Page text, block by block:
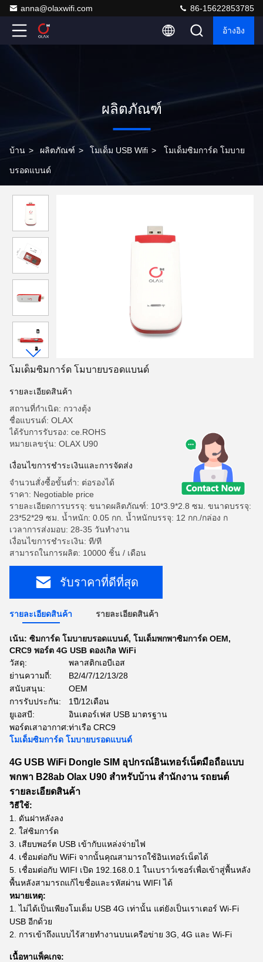
anna@olaxwifi.com 86-15622853785
อ้างอิง
ผลิตภัณฑ์
บ้าน > ผลิตภัณฑ์ > โมเด็ม USB Wifi > โมเด็มซิมการ์ด โมบาย
บรอดแบนด์
โมเด็มซิมการ์ด โมบายบรอดแบนด์
รายละเอียดสินค้า
สถานที่กำเนิด: กวางตุ้ง
ชื่อแบรนด์: OLAX
ได้รับการรับรอง: ce.ROHS
หมายเลขรุ่น: OLAX U90
เงื่อนไขการชำระเงินและการจัดส่ง
จำนวนสั่งซื้อขั้นต่ำ: ต่อรองได้
ราคา: Negotiable price
รายละเอียดการบรรจุ: ขนาดผลิตภัณฑ์: 10*3.9*2.8 ซม. ขนาดบรรจุ:
23*52*29 ซม. น้ำหนัก: 0.05 กก. น้ำหนักบรรจุ: 12 กก./กล่อง ก
เวลาการส่งมอบ: 28-35 วันทำงาน
เงื่อนไขการชำระเงิน: ที/ที
สามารถในการผลิต: 10000 ชิ้น / เดือน
รับราคาที่ดีที่สุด
รายละเอียดสินค้า รายละเอียดสินค้า
เน้น: ซิมการ์ด โมบายบรอดแบนด์, โมเด็มพกพาซิมการ์ด OEM,
CRC9 พอร์ต 4G USB ดองเกิล WiFi
วัสดุ:
พลาสติกเอบีเอส
ย่านความถี่:
B2/4/7/12/13/28
สนับสนุน:
OEM
การรับประกัน:
1ปี/12เดือน
ยูเอสบี:
อินเตอร์เฟส USB มาตรฐาน
พอร์ตเสาอากาศ:ท่าเรือ CRC9
โมเด็มซิมการ์ด โมบายบรอดแบนด์
4G USB WiFi Dongle SIM อุปกรณ์อินเทอร์เน็ตมือถือแบบ
พกพา B28ab Olax U90 สำหรับบ้าน สำนักงาน รถยนต์
รายละเอียดสินค้า
วิธีใช้:
1. ดันฝาหลังลง
2. ใส่ซิมการ์ด
3. เสียบพอร์ต USB เข้ากับแหล่งจ่ายไฟ
4. เชื่อมต่อกับ WiFi จากนั้นคุณสามารถใช้อินเทอร์เน็ตได้
5. เชื่อมต่อกับ WIFI เปิด 192.168.0.1 ในเบราว์เซอร์เพื่อเข้าสู่พื้นหลัง
พื้นหลังสามารถแก้ไขชื่อและรหัสผ่าน WIFI ได้
หมายเหตุ:
1. ไม่ได้เป็นเพียงโมเด็ม USB 4G เท่านั้น แต่ยังเป็นเราเตอร์ Wi-Fi
USB อีกด้วย
2. การเข้าถึงแบบไร้สายทำงานบนเครือข่าย 3G, 4G และ Wi-Fi
เนื้อหาแพ็คเกจ: